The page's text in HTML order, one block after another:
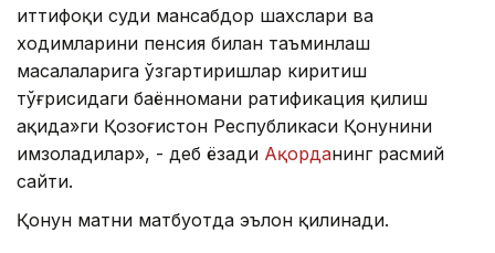
иттифоқи суди мансабдор шахслари ва
ходимларини пенсия билан таъминлаш
масалаларига ўзгартиришлар киритиш
тўғрисидаги баённомани ратификация қилиш
ҳақида»ги Қозоғистон Республикаси Қонунини
имзоладилар», - деб ёзади Ақорданинг расмий
сайти.
Қонун матни матбуотда эълон қилинади.